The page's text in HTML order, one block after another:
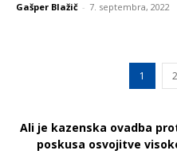
Gašper Blažič - 7. septembra, 2022
1 2
Ali je kazenska ovadba
poskusa osvojitve